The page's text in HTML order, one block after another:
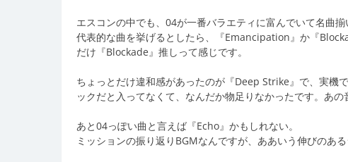
エスコンの中でも、04が一番バラエティに富んでいて名曲揃
代表的な曲を挙げるとしたら、『Emancipation』か『
だけ『Blockade』推しって感じです。
ちょっとだけ違和感があったのが『Deep Strike』で、実機
ックだと入ってなくて、なんだか物足りなかったです。あの
あと04っぽい曲と言えば『Echo』かもしれない。
ミッションの振り返りBGMなんですが、ああいう伸びのある